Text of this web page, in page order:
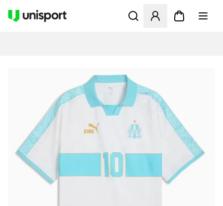
Öffnet ein Fenster zum